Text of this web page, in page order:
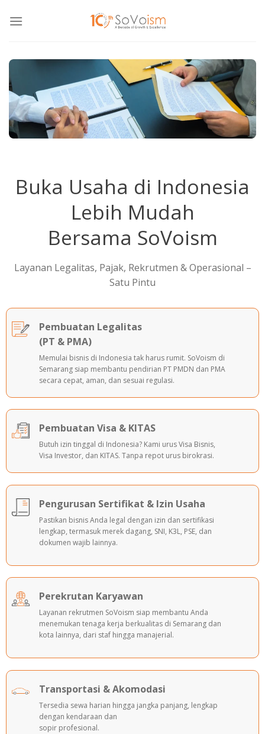
Buka Usaha di Indonesia
Lebih Mudah
Bersama SoVoism
Layanan Legalitas, Pajak, Rekrutmen & Operasional –
Satu Pintu
Pembuatan Legalitas
(PT & PMA)
Memulai bisnis di Indonesia tak harus rumit. SoVoism di
Semarang siap membantu pendirian PT PMDN dan PMA
secara cepat, aman, dan sesuai regulasi.
Pembuatan Visa & KITAS
Butuh izin tinggal di Indonesia? Kami urus Visa Bisnis,
Visa Investor, dan KITAS. Tanpa repot urus birokrasi.
Pengurusan Sertifikat & Izin Usaha
Pastikan bisnis Anda legal dengan izin dan sertifikasi
lengkap, termasuk merek dagang, SNI, K3L, PSE, dan
dokumen wajib lainnya.
Perekrutan Karyawan
Layanan rekrutmen SoVoism siap membantu Anda
menemukan tenaga kerja berkualitas di Semarang dan
kota lainnya, dari staf hingga manajerial.
Transportasi & Akomodasi
Tersedia sewa harian hingga jangka panjang, lengkap
dengan kendaraan dan
sopir profesional.